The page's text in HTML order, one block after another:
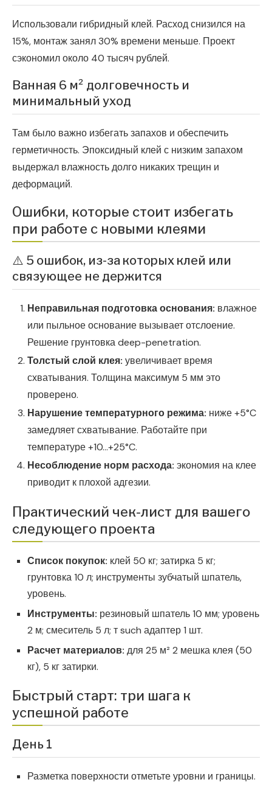
Использовали гибридный клей. Расход снизился на
15%, монтаж занял 30% времени меньше. Проект
сэкономил около 40 тысяч рублей.
Ванная 6 м² долговечность и
минимальный уход
Там было важно избегать запахов и обеспечить
герметичность. Эпоксидный клей с низким запахом
выдержал влажность долго никаких трещин и
деформаций.
Ошибки, которые стоит избегать
при работе с новыми клеями
⚠️ 5 ошибок, из-за которых клей или
связующее не держится
Неправильная подготовка основания: влажное
или пыльное основание вызывает отслоение.
Решение грунтовка deep-penetration.
Толстый слой клея: увеличивает время
схватывания. Толщина максимум 5 мм это
проверено.
Нарушение температурного режима: ниже +5°C
замедляет схватывание. Работайте при
температуре +10…+25°C.
Несоблюдение норм расхода: экономия на клее
приводит к плохой адгезии.
Практический чек-лист для вашего
следующего проекта
Список покупок: клей 50 кг; затирка 5 кг;
грунтовка 10 л; инструменты зубчатый шпатель,
уровень.
Инструменты: резиновый шпатель 10 мм; уровень
2 м; смеситель 5 л; т such адаптер 1 шт.
Расчет материалов: для 25 м² 2 мешка клея (50
кг), 5 кг затирки.
Быстрый старт: три шага к
успешной работе
День 1
Разметка поверхности отметьте уровни и границы.